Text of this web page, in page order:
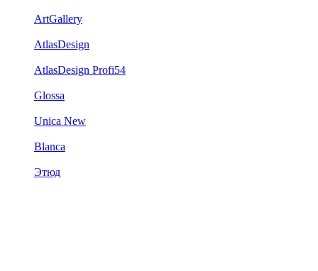
ArtGallery
AtlasDesign
AtlasDesign Profi54
Glossa
Unica New
Blanca
Этюд